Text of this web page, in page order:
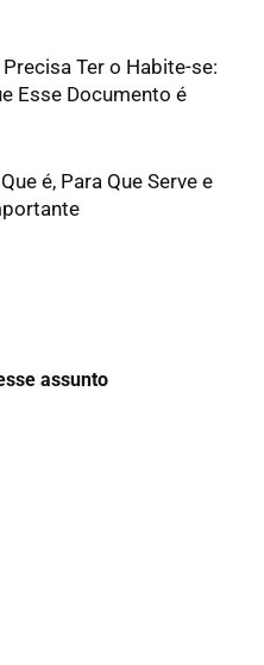
Ter o Habite-se:
Esse Documento é
é, Para Que Serve e
assunto